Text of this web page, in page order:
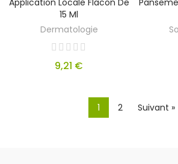
15 Ml
Dermatologie
9,21 €
1 2 Suivant »